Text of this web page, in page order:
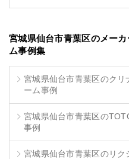
宮城県仙台市青葉区のメー
ム事例集
宮城県仙台市青葉区のクリ
ーム事例
宮城県仙台市青葉区の
事例
宮城県仙台市青葉区のリ